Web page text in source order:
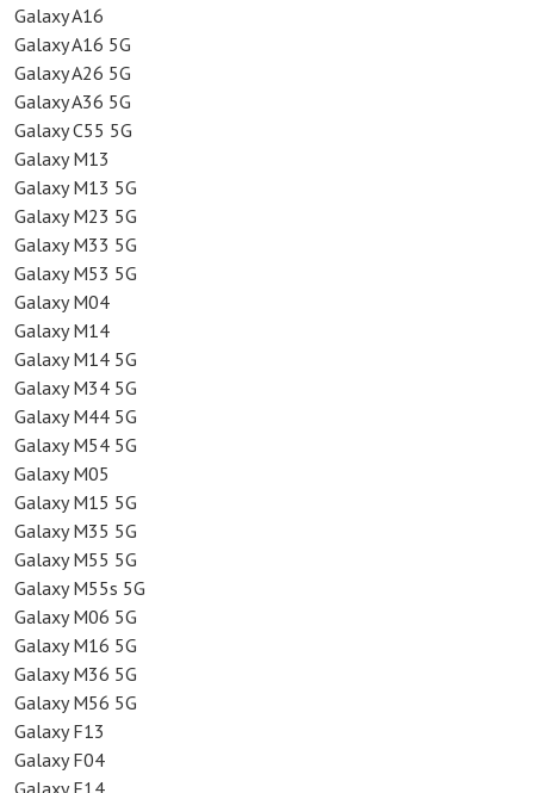
Galaxy A16
Galaxy A16 5G
Galaxy A26 5G
Galaxy A36 5G
Galaxy C55 5G
Galaxy M13
Galaxy M13 5G
Galaxy M23 5G
Galaxy M33 5G
Galaxy M53 5G
Galaxy M04
Galaxy M14
Galaxy M14 5G
Galaxy M34 5G
Galaxy M44 5G
Galaxy M54 5G
Galaxy M05
Galaxy M15 5G
Galaxy M35 5G
Galaxy M55 5G
Galaxy M55s 5G
Galaxy M06 5G
Galaxy M16 5G
Galaxy M36 5G
Galaxy M56 5G
Galaxy F13
Galaxy F04
Galaxy F14